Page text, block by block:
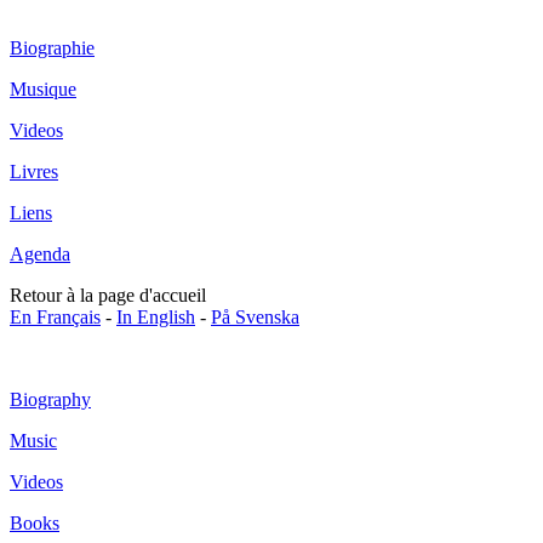
Biographie
Musique
Videos
Livres
Liens
Agenda
Retour à la page d'accueil
En Français - In English - På Svenska
Biography
Music
Videos
Books